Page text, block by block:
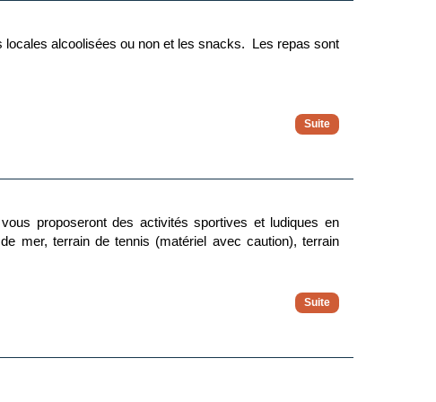
alcoolisées ou non et les snacks. Les repas sont
lors des repas et les shorts sont proscrits au dîner.
proposeront des activités sportives et ludiques en
mer, terrain de tennis (matériel avec caution), terrain
annulées. Les activités, les sports et les soirées sont